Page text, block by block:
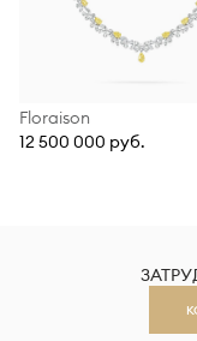
Floraison
12 500 000 руб.